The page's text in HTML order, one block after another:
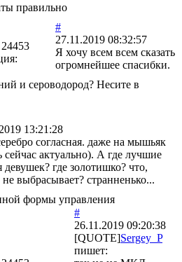
правильно
24453
#
27.11.2019 08:32:57
Я хочу всем всем сказать
огромнейшее спасибки.
и сероводород? Несите в
13:21:28
согласная. даже на мышьяк
сейчас актуально). А где лучшие
девушек? где золотишко? что,
выбрасывает? странненько...
формы управления
#
26.11.2019 09:20:38
[QUOTE]Sergey_P
пишет: